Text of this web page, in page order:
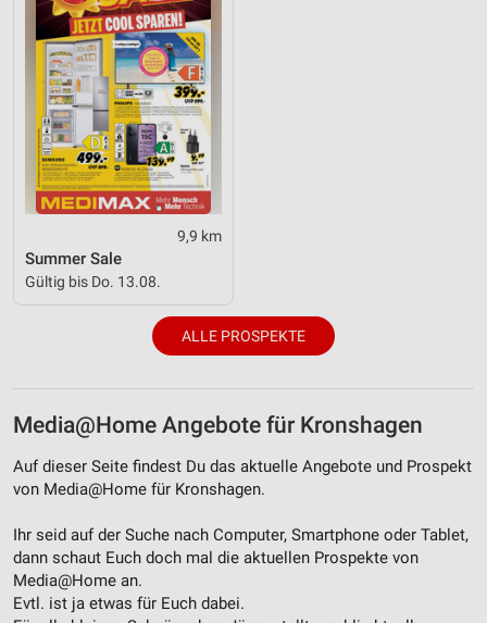
9,9 km
Summer Sale
Gültig bis Do. 13.08.
ALLE PROSPEKTE
Media@Home Angebote für Kronshagen
Auf dieser Seite findest Du das aktuelle Angebote und Prospekt
von Media@Home für Kronshagen.
Ihr seid auf der Suche nach Computer, Smartphone oder Tablet,
dann schaut Euch doch mal die aktuellen Prospekte von
Media@Home an.
Evtl. ist ja etwas für Euch dabei.
Analyse von Zielgruppen durch Statistiken oder
Kombinationen von Daten aus verschiedenen
Quellen
Entwicklung und Verbesserung der Angebote
Verwendung reduzierter Daten zur Auswahl von
Inhalten
IAB-Besonderheiten:
Verwendung genauer Standortdaten
Geräte anhand von aktiv angeforderten
Nicht-IAB-Verarbeitungszwecke:
Performance
Funktional